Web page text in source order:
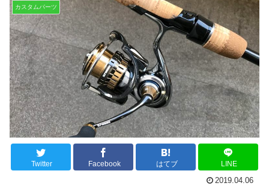
カスタムパーツ
Twitter Facebook はてブ LINE
2019.04.06